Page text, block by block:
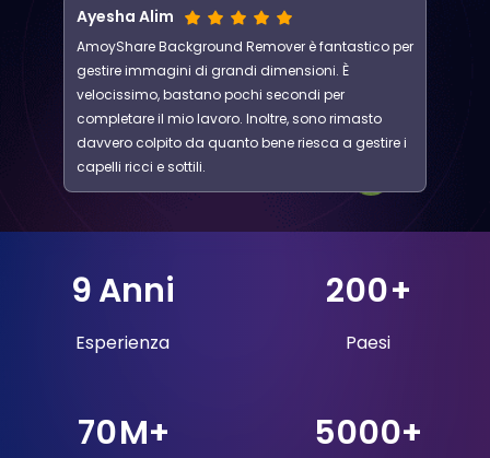
Ayesha Alim
AmoyShare Background Remover è fantastico per
gestire immagini di grandi dimensioni. È
velocissimo, bastano pochi secondi per
completare il mio lavoro. Inoltre, sono rimasto
davvero colpito da quanto bene riesca a gestire i
capelli ricci e sottili.
9Anni
Esperienza
200+
Paesi
70M+ 5000+